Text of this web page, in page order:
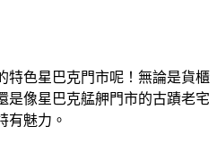
特色星巴克門市呢！無論是貨櫃
像星巴克艋舺門市的古蹟老宅
有魅力。